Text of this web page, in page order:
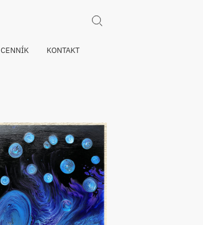
CENNÍK KONTAKT
Search for: